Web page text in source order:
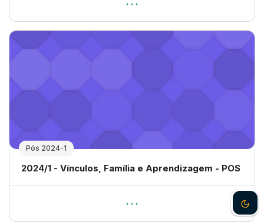
Dark
Pós 2024-1
Nome da disciplina
2024/1 - Vínculos, Família e Aprendizagem - POS